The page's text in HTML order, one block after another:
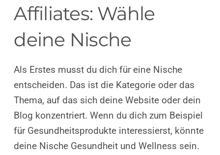
Affiliates: Wähle
deine Nische
Als Erstes musst du dich für eine Nische
entscheiden. Das ist die Kategorie oder das
Thema, auf das sich deine Website oder dein
Blog konzentriert. Wenn du dich zum Beispiel
für Gesundheitsprodukte interessierst, könnte
deine Nische Gesundheit und Wellness sein.